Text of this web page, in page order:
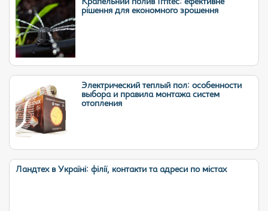
Крапельний полив Irritec: ефективне
рішення для економного зрошення
Электрический теплый пол: особенности
выбора и правила монтажа систем
отопления
Ландтех в Україні: філії, контакти та адреси по містах